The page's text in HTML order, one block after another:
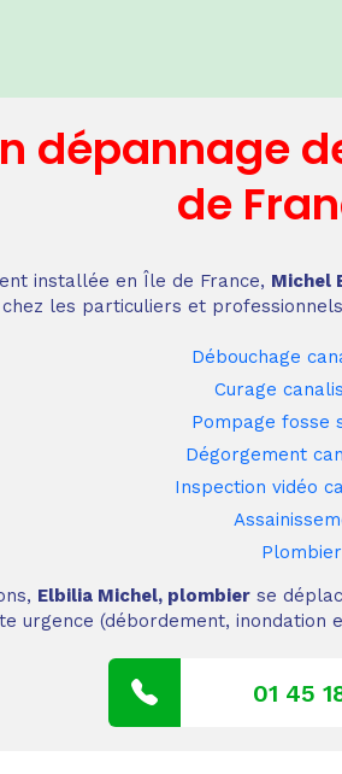
dépannage
de
installée en Île de France, Michel
les particuliers et
Débouchage
Curage
Pompage fosse
Dégorgement
Inspection vidéo
Plombier
Elbilia Michel, plombier se
urgence (débordement, inondation
01 45